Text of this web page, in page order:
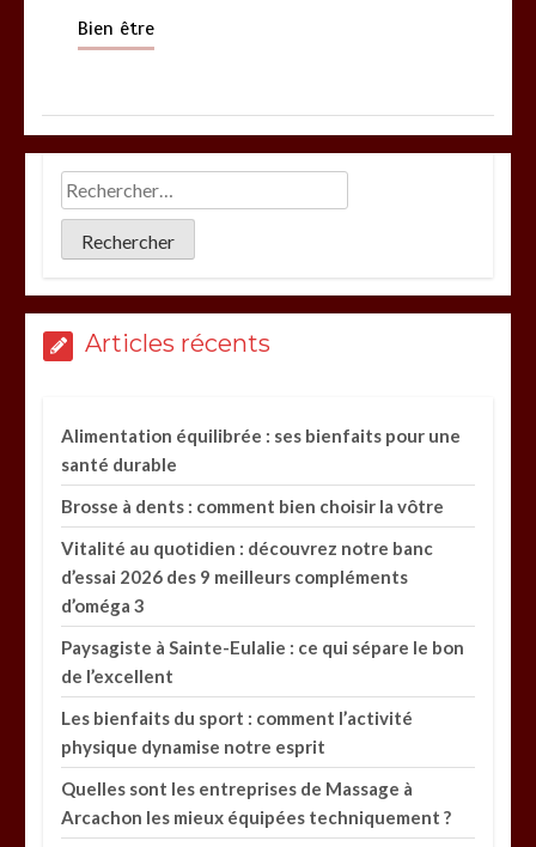
Bien être
Articles récents
Alimentation équilibrée : ses bienfaits pour une
santé durable
Brosse à dents : comment bien choisir la vôtre
Vitalité au quotidien : découvrez notre banc
d’essai 2026 des 9 meilleurs compléments
d’oméga 3
Paysagiste à Sainte-Eulalie : ce qui sépare le bon
de l’excellent
Les bienfaits du sport : comment l’activité
physique dynamise notre esprit
Quelles sont les entreprises de Massage à
Arcachon les mieux équipées techniquement ?